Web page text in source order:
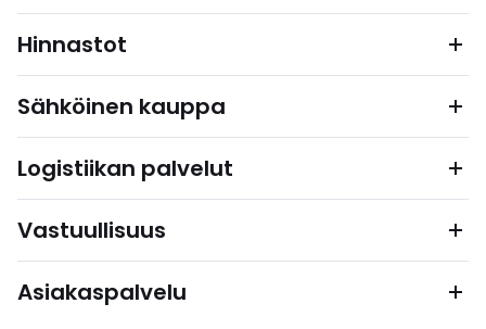
Hinnastot
Sähköinen kauppa
Logistiikan palvelut
Vastuullisuus
Asiakaspalvelu